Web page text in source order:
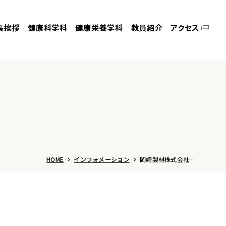
挨拶 健康科学科 健康栄養学科 教員紹介 アクセス
HOME インフォメーション 岡崎製材株式会社との連携事業について